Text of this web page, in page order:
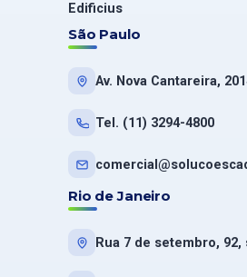
Edificius
São Paulo
Av. Nova Cantareira,
Tel. (11) 3294-4800
Rio de Janeiro
Rua 7 de setembro, 92,